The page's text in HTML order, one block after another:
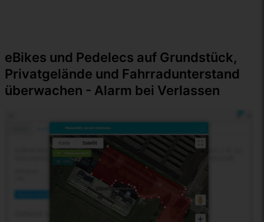
eBikes und Pedelecs auf Grundstück,
Privatgelände und Fahrradunterstand
überwachen - Alarm bei Verlassen